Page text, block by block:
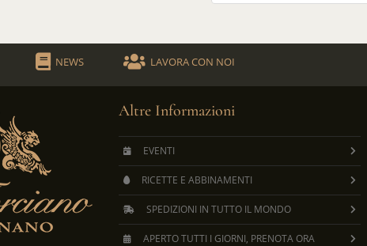
NEWS LAVORA CON NOI
Altre Informazioni
EVENTI
RICETTE E ABBINAMENTI
SPEDIZIONI IN TUTTO IL MONDO
APERTO TUTTI I GIORNI, PRENOTA ORA